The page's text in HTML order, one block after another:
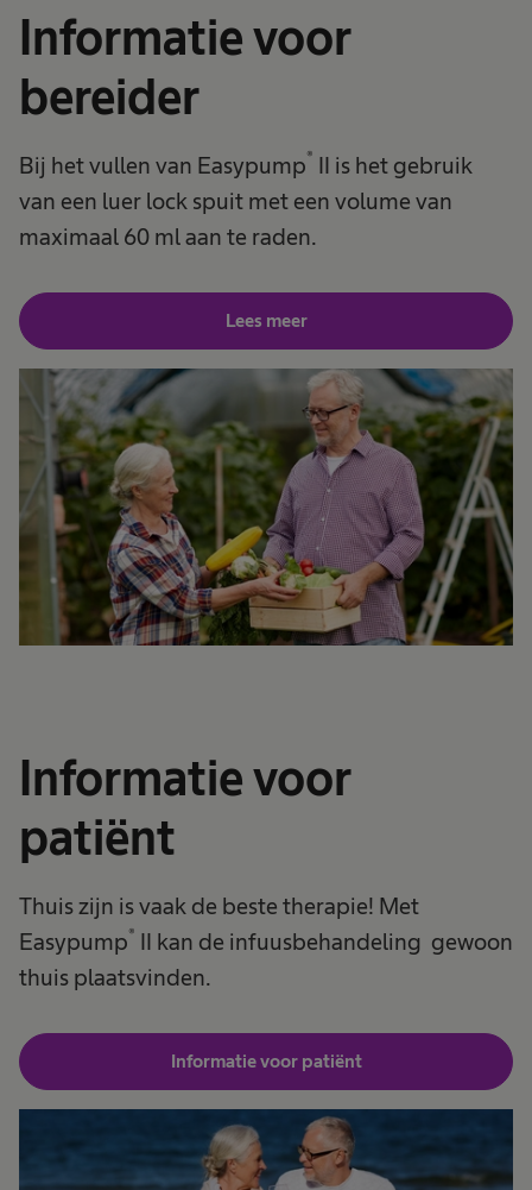
Informatie voor
bereider
Bij het vullen van Easypump® II is het gebruik
van een luer lock spuit met een volume van
maximaal 60 ml aan te raden.
Lees meer
Informatie voor
patiënt
Thuis zijn is vaak de beste therapie! Met
Easypump® II kan de infuusbehandeling gewoon
thuis plaatsvinden.
Informatie voor patiënt